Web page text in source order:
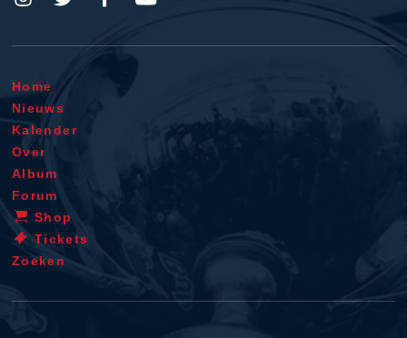
Home
Nieuws
Kalender
Over
Album
Forum
Shop
Tickets
Zoeken